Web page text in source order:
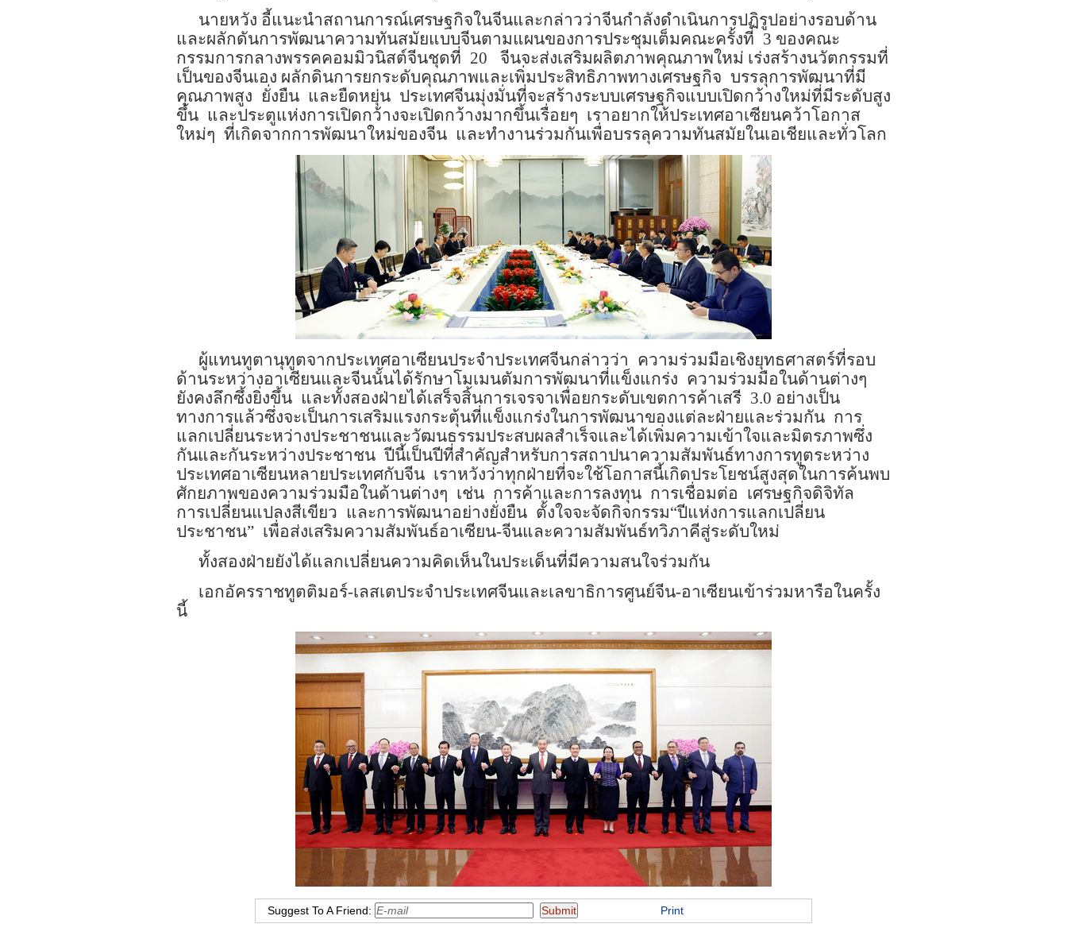
นายหวัง อี้แนะนำสถานการณ์เศรษฐกิจในจีนและกล่าวว่าจีนกำลังดำเนินการปฏิรูปอย่างรอบด้าน
และผลักดันการพัฒนาความทันสมัยแบบจีนตามแผนของการประชุมเต็มคณะครั้งที่ 3 ของคณะ
กรรมการกลางพรรคคอมมิวนิสต์จีนชุดที่ 20 จีนจะส่งเสริมผลิตภาพคุณภาพใหม่ เร่งสร้างนวัตกรรมที่
เป็นของจีนเอง ผลักดินการยกระดับคุณภาพและเพิ่มประสิทธิภาพทางเศรษฐกิจ บรรลุการพัฒนาที่มี
คุณภาพสูง ยั่งยืน และยืดหยุ่น ประเทศจีนมุ่งมั่นที่จะสร้างระบบเศรษฐกิจแบบเปิดกว้างใหม่ที่มีระดับสูง
ขึ้น และประตูแห่งการเปิดกว้างจะเปิดกว้างมากขึ้นเรื่อยๆ เราอยากให้ประเทศอาเซียนคว้าโอกาส
ใหม่ๆ ที่เกิดจากการพัฒนาใหม่ของจีน และทำงานร่วมกันเพื่อบรรลุความทันสมัยในเอเชียและทั่วโลก
ผู้แทนทูตานุทูตจากประเทศอาเซียนประจำประเทศจีนกล่าวว่า ความร่วมมือเชิงยุทธศาสตร์ที่รอบ
ด้านระหว่างอาเซียนและจีนนั้นได้รักษาโมเมนตัมการพัฒนาที่แข็งแกร่ง ความร่วมมือในด้านต่างๆ
ยังคงลึกซึ้งยิ่งขึ้น และทั้งสองฝ่ายได้เสร็จสิ้นการเจรจาเพื่อยกระดับเขตการค้าเสรี 3.0 อย่างเป็น
ทางการแล้วซึ่งจะเป็นการเสริมแรงกระตุ้นที่แข็งแกร่งในการพัฒนาของแต่ละฝ่ายและร่วมกัน การ
แลกเปลี่ยนระหว่างประชาชนและวัฒนธรรมประสบผลสำเร็จและได้เพิ่มความเข้าใจและมิตรภาพซึ่ง
กันและกันระหว่างประชาชน ปีนี้เป็นปีที่สำคัญสำหรับการสถาปนาความสัมพันธ์ทางการทูตระหว่าง
ประเทศอาเซียนหลายประเทศกับจีน เราหวังว่าทุกฝ่ายที่จะใช้โอกาสนี้เกิดประโยชน์สูงสุดในการค้นพบ
ศักยภาพของความร่วมมือในด้านต่างๆ เช่น การค้าและการลงทุน การเชื่อมต่อ เศรษฐกิจดิจิทัล
การเปลี่ยนแปลงสีเขียว และการพัฒนาอย่างยั่งยืน ตั้งใจจะจัดกิจกรรม“ปีแห่งการแลกเปลี่ยน
ประชาชน” เพื่อส่งเสริมความสัมพันธ์อาเซียน-จีนและความสัมพันธ์ทวิภาคีสู่ระดับใหม่
ทั้งสองฝ่ายยังได้แลกเปลี่ยนความคิดเห็นในประเด็นที่มีความสนใจร่วมกัน
เอกอัครราชทูตติมอร์-เลสเตประจำประเทศจีนและเลขาธิการศูนย์จีน-อาเซียนเข้าร่วมหารือในครั้ง
นี้
Suggest To A Friend: Print